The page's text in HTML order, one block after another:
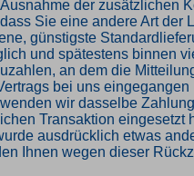
der zusätzlichen
Sie eine andere Art der
günstigste
und spätestens binnen
an dem die
bei uns eingegangen
wir dasselbe
Transaktion eingesetzt
ausdrücklich etwas
Ihnen wegen dieser